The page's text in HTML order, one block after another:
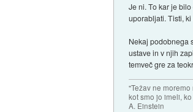
Je ni. To kar je
uporabljati. Tisti,
Nekaj podobnega
ustave in v njih
temveč gre za
"Težav ne
kot smo jo imeli,
A. Einstein